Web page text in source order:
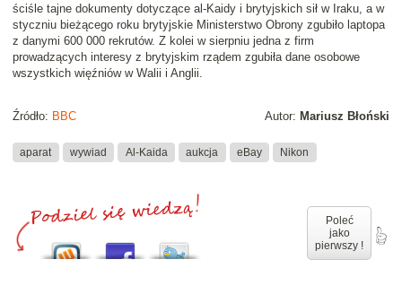
ściśle tajne dokumenty dotyczące al-Kaidy i brytyjskich sił w Iraku, a w
styczniu bieżącego roku brytyjskie Ministerstwo Obrony zgubiło laptopa
z danymi 600 000 rekrutów. Z kolei w sierpniu jedna z firm
prowadzących interesy z brytyjskim rządem zgubiła dane osobowe
wszystkich więźniów w Walii i Anglii.
Autor: Mariusz Błoński
Źródło: BBC
aparat wywiad Al-Kaida aukcja eBay Nikon
Poleć
jako
pierwszy !